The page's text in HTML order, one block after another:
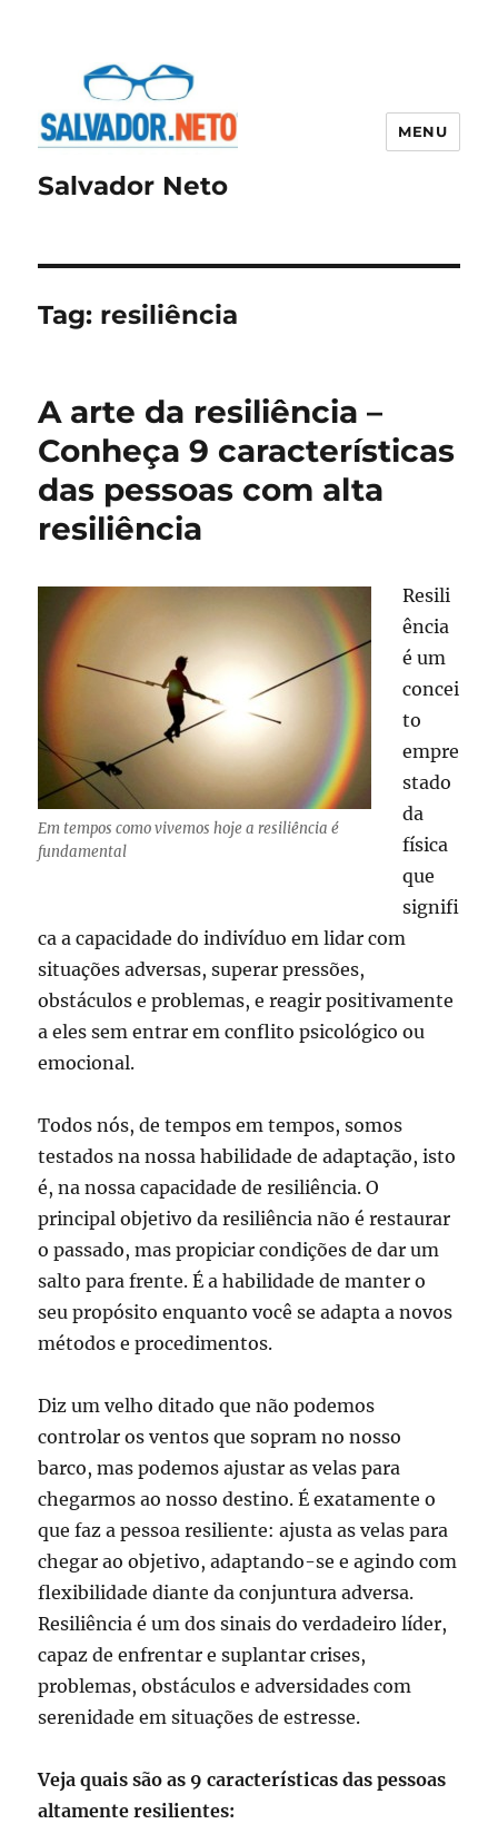
Salvador Neto
MENU
Tag: resiliência
A arte da resiliência –
Conheça 9 características
das pessoas com alta
resiliência
Em tempos como vivemos hoje a resiliência é
fundamental
Resili
ência
é um
concei
to
empre
stado
da
física
que
signifi
ca a capacidade do indivíduo em lidar com
situações adversas, superar pressões,
obstáculos e problemas, e reagir positivamente
a eles sem entrar em conflito psicológico ou
emocional.
Todos nós, de tempos em tempos, somos
testados na nossa habilidade de adaptação, isto
é, na nossa capacidade de resiliência. O
principal objetivo da resiliência não é restaurar
o passado, mas propiciar condições de dar um
salto para frente. É a habilidade de manter o
seu propósito enquanto você se adapta a novos
métodos e procedimentos.
Diz um velho ditado que não podemos
controlar os ventos que sopram no nosso
barco, mas podemos ajustar as velas para
chegarmos ao nosso destino. É exatamente o
que faz a pessoa resiliente: ajusta as velas para
chegar ao objetivo, adaptando-se e agindo com
flexibilidade diante da conjuntura adversa.
Resiliência é um dos sinais do verdadeiro líder,
capaz de enfrentar e suplantar crises,
problemas, obstáculos e adversidades com
serenidade em situações de estresse.
Veja quais são as 9 características das pessoas
altamente resilientes: